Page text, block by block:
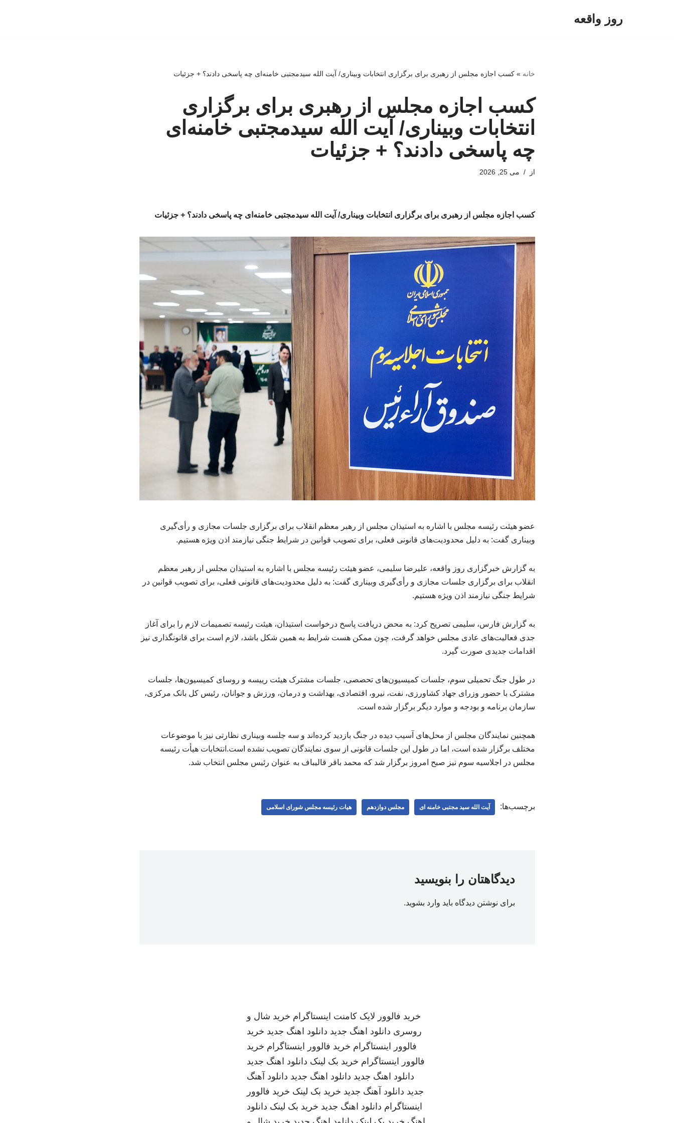
روز واقعه
خانه »کسب اجازه مجلس از رهبری برای برگزاری انتخابات وبیناری/ آیت الله سیدمجتبی خامنه‌ای چه پاسخی دادند؟ + جزئیات
کسب اجازه مجلس از رهبری برای برگزاری
انتخابات وبیناری/ آیت الله سیدمجتبی خامنه‌ای
چه پاسخی دادند؟ + جزئیات
از می 25, 2026
کسب اجازه مجلس از رهبری برای برگزاری انتخابات وبیناری/ آیت الله سیدمجتبی خامنه‌ای چه پاسخی دادند؟ + جزئیات
عضو هیئت رئیسه مجلس با اشاره به استیذان مجلس از رهبر معظم انقلاب برای برگزاری جلسات مجازی و رأی‌گیری
وبیناری گفت: به دلیل محدودیت‌های قانونی فعلی، برای تصویب قوانین در شرایط جنگی نیازمند اذن ویژه هستیم.
به گزارش خبرگزاری روز واقعه، علیرضا سلیمی، عضو هیئت رئیسه مجلس با اشاره به استیذان مجلس از رهبر معظم
انقلاب برای برگزاری جلسات مجازی و رأی‌گیری وبیناری گفت: به دلیل محدودیت‌های قانونی فعلی، برای تصویب قوانین در
شرایط جنگی نیازمند اذن ویژه هستیم.
به گزارش فارس، سلیمی تصریح کرد: به محض دریافت پاسخ درخواست استیذان، هیئت رئیسه تصمیمات لازم را برای آغاز
جدی فعالیت‌های عادی مجلس خواهد گرفت، چون ممکن هست شرایط به همین شکل باشد، لازم است برای قانونگذاری نیز
اقدامات جدیدی صورت گیرد.
در طول جنگ تحمیلی سوم، جلسات کمیسیون‌های تحصصی، جلسات مشترک هیئت رییسه و روسای کمیسیون‌ها، جلسات
مشترک با حضور وزرای جهاد کشاورزی، نفت، نیرو، اقتصادی، بهداشت و درمان، ورزش و جوانان، رئیس کل بانک مرکزی،
سازمان برنامه و بودجه و موارد دیگر برگزار شده است.
همچنین نمایندگان مجلس از محل‌های آسیب دیده در جنگ بازدید کرده‌اند و سه جلسه وبیناری ‌نظارتی نیز با موضوعات
مختلف برگزار شده است، اما در طول این جلسات قانونی از سوی نمایندگان تصویب نشده است.انتخابات هیأت‌ رئیسه
مجلس در اجلاسیه سوم نیز صبح امروز برگزار شد که محمد باقر قالیباف به عنوان رئیس مجلس انتخاب شد.
برچسب‌ها: آیت الله سید مجتبی خامنه ای مجلس دوازدهم هیات رئیسه مجلس شورای اسلامی
دیدگاهتان را بنویسید
برای نوشتن دیدگاه باید وارد بشوید.
خرید فالوور لایک کامنت اینستاگرام خرید شال و
روسری دانلود اهنگ جدید دانلود اهنگ جدید خرید
فالوور اینستاگرام خرید فالوور اینستاگرام خرید
فالوور اینستاگرام خرید بک لینک دانلود اهنگ جدید
دانلود اهنگ جدید دانلود اهنگ جدید دانلود آهنگ
جدید دانلود آهنگ جدید خرید بک لینک خرید فالوور
اینستاگرام دانلود اهنگ جدید خرید بک لینک دانلود